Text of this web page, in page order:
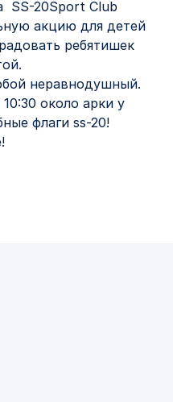
SS-20Sport Club
акцию для детей
ребятишек
неравнодушный.
около арки у
флаги ss-20!